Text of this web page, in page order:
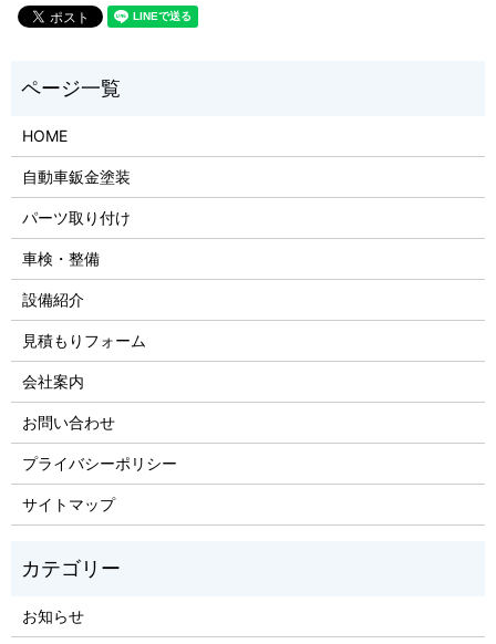
HOME
自動車鈑金塗装
パーツ取り付け
車検・整備
設備紹介
見積もりフォーム
会社案内
お問い合わせ
プライバシーポリシー
サイトマップ
お知らせ